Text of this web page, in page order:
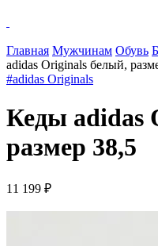
Главная Мужчинам Обувь
adidas Originals белый,
#adidas Originals
Кеды adidas
размер 38,5
11 199 ₽